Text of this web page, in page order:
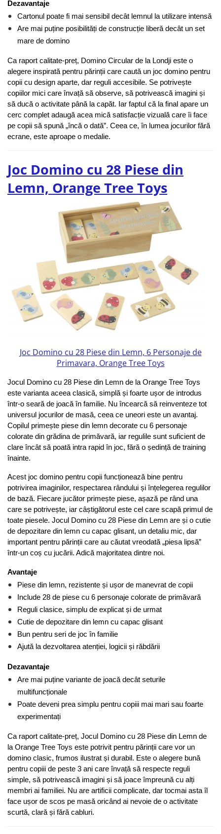
Dezavantaje
Cartonul poate fi mai sensibil decât lemnul la utilizare intensă
Are mai puține posibilități de construcție liberă decât un set
mare de domino
Ca raport calitate-preț, Domino Circular de la Londji este o
alegere inspirată pentru părinții care caută un joc domino pentru
copii cu design aparte, dar reguli accesibile. Se potrivește
copiilor mici care învață să observe, să potrivească imagini și
să ducă o activitate până la capăt. Iar faptul că la final apare un
cerc complet adaugă acea mică satisfacție vizuală care îi face
pe copii să spună „încă o dată”. Ceea ce, în lumea jocurilor fără
ecrane, este aproape o medalie.
Joc Domino cu 28 Piese din
Lemn, Orange Tree Toys
Joc Domino cu 28 Piese din Lemn, 6 Personaje de
Primavara, Orange Tree Toys
Jocul Domino cu 28 Piese din Lemn de la Orange Tree Toys
este varianta aceea clasică, simplă și foarte ușor de introdus
într-o seară de joacă în familie. Nu încearcă să reinventeze tot
universul jocurilor de masă, ceea ce uneori este un avantaj.
Copilul primește piese din lemn decorate cu 6 personaje
colorate din grădina de primăvară, iar regulile sunt suficient de
clare încât să poată intra rapid în joc, fără o ședință de training
înainte.
Acest joc domino pentru copii funcționează bine pentru
potrivirea imaginilor, respectarea rândului și înțelegerea regulilor
de bază. Fiecare jucător primește piese, așază pe rând una
care se potrivește, iar câștigătorul este cel care scapă primul de
toate piesele. Jocul Domino cu 28 Piese din Lemn are și o cutie
de depozitare din lemn cu capac glisant, un detaliu mic, dar
important pentru părinții care au căutat vreodată „piesa lipsă”
într-un coș cu jucării. Adică majoritatea dintre noi.
Avantaje
Piese din lemn, rezistente și ușor de manevrat de copii
Include 28 de piese cu 6 personaje colorate de primăvară
Reguli clasice, simplu de explicat și de urmat
Cutie de depozitare din lemn cu capac glisant
Bun pentru seri de joc în familie
Ajută la dezvoltarea atenției, logicii și răbdării
Dezavantaje
Are mai puține variante de joacă decât seturile
multifuncționale
Poate deveni prea simplu pentru copiii mai mari sau foarte
experimentați
Ca raport calitate-preț, Jocul Domino cu 28 Piese din Lemn de
la Orange Tree Toys este potrivit pentru părinții care vor un
domino clasic, frumos ilustrat și durabil. Este o alegere bună
pentru copiii de peste 3 ani care învață să respecte reguli
simple, să potrivească imagini și să joace împreună cu alți
membri ai familiei. Nu are artificii complicate, dar tocmai asta îl
face ușor de scos pe masă oricând ai nevoie de o activitate
scurtă, clară și fără cabluri.